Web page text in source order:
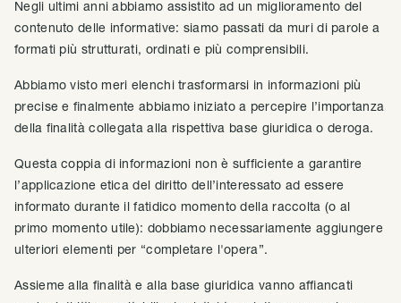
Negli ultimi anni abbiamo assistito ad un miglioramento del
contenuto delle informative: siamo passati da muri di parole a
formati più strutturati, ordinati e più comprensibili.
Abbiamo visto meri elenchi trasformarsi in informazioni più
precise e finalmente abbiamo iniziato a percepire l’importanza
della finalità collegata alla rispettiva base giuridica o deroga.
Questa coppia di informazioni non è sufficiente a garantire
l’applicazione etica del diritto dell’interessato ad essere
informato durante il fatidico momento della raccolta (o al
primo momento utile): dobbiamo necessariamente aggiungere
ulteriori elementi per “completare l'opera”.
Assieme alla finalità e alla base giuridica vanno affiancati